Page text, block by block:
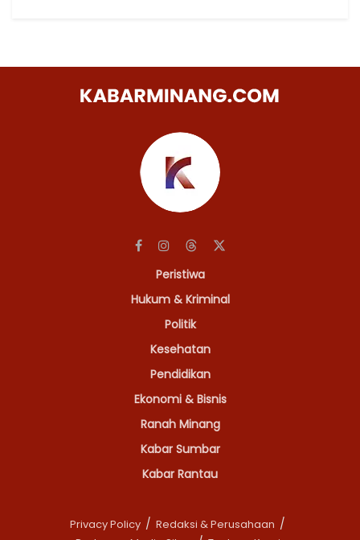
Peristiwa
Hukum & Kriminal
Politik
Kesehatan
Pendidikan
Ekonomi & Bisnis
Ranah Minang
Kabar Sumbar
Kabar Rantau
Privacy Policy
Redaksi & Perusahaan